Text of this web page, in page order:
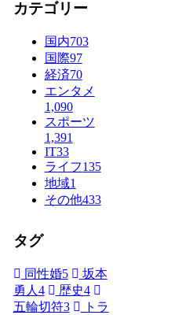
カテゴリー
国内703
国際97
経済70
エンタメ
1,090
スポーツ
1,391
IT33
ライフ135
地域1
その他433
タグ
同性婚5
坂本
勇人 4 歴史4
五輪切符3
トラ